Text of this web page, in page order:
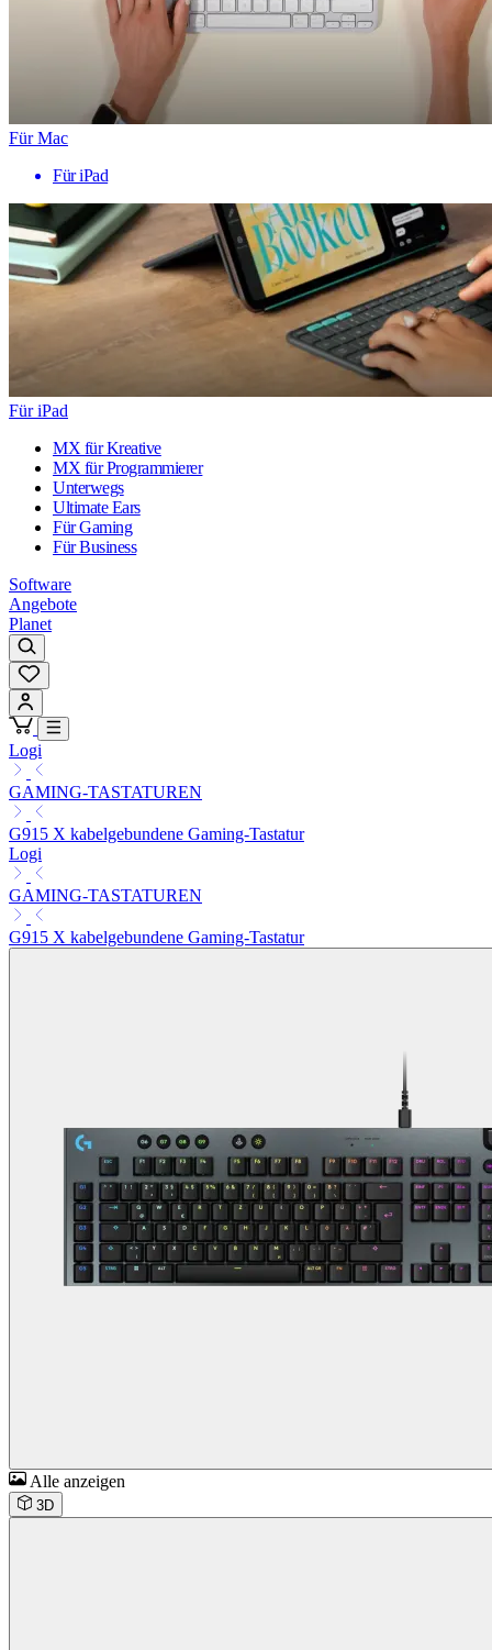
Für Mac
Für iPad
Für iPad
MX für Kreative
MX für Programmierer
Unterwegs
Ultimate Ears
Für Gaming
Für Business
Software
Angebote
Planet
Logi
GAMING-TASTATUREN
G915 X kabelgebundene Gaming-Tastatur
Logi
GAMING-TASTATUREN
G915 X kabelgebundene Gaming-Tastatur
Alle anzeigen
3D